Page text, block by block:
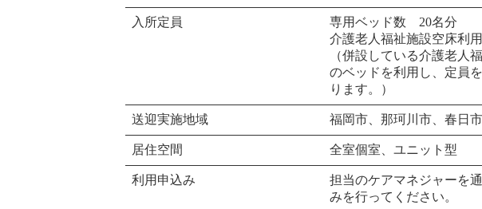
入所定員
専用ベッド数 20名分
介護老人福祉施設空床利用
（併設している介護老人
のベッドを利用し、定員
ります。）
送迎実施地域 福岡市、那珂川市、春日市
居住空間 全室個室、ユニット型
利用申込み
担当のケアマネジャーを
みを行ってください。